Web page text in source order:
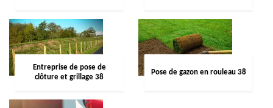
Entreprise de pose de
clôture et grillage 38
Pose de gazon en rouleau 38